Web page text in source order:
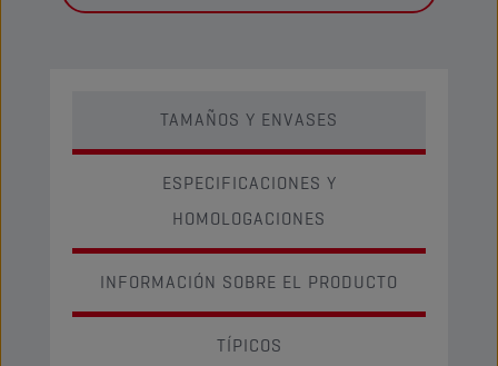
TAMAÑOS Y ENVASES
ESPECIFICACIONES Y
HOMOLOGACIONES
INFORMACIÓN SOBRE EL PRODUCTO
TÍPICOS